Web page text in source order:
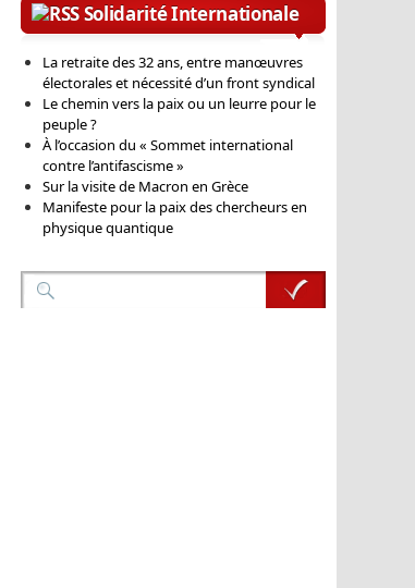
Solidarité Internationale
La retraite des 32 ans, entre manœuvres
électorales et nécessité d’un front syndical
Le chemin vers la paix ou un leurre pour le
peuple ?
À l’occasion du « Sommet international
contre l’antifascisme »
Sur la visite de Macron en Grèce
Manifeste pour la paix des chercheurs en
physique quantique